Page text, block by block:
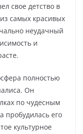
свое детство в
самых красивых
неудачный
и
полностью
Он
по чудесным
пробудилась его
культурное